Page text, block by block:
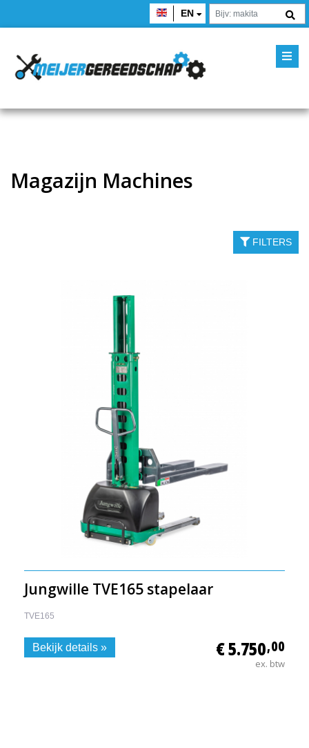
EN
Magazijn Machines
FILTERS
Jungwille TVE165 stapelaar
TVE165
€ 5.750,00
ex. btw
Bekijk details »